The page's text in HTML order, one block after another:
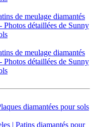
diamantées pour sols
| Patins diamantés pour